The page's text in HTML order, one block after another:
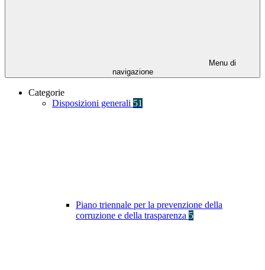
Menu di
navigazione
Categorie
Disposizioni generali 51
Piano triennale per la prevenzione della
corruzione e della trasparenza 5